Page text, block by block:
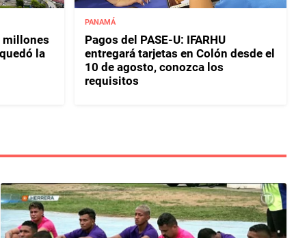
millones
la
PANAMÁ
Pagos del PASE-U: IFARHU
entregará tarjetas en Colón desde el
10 de agosto, conozca los
requisitos